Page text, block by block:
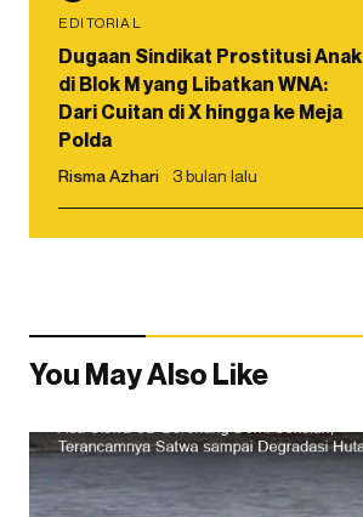
EDITORIAL
Dugaan Sindikat Prostitusi Anak
di Blok M yang Libatkan WNA:
Dari Cuitan di X hingga ke Meja
Polda
Risma Azhari 3 bulan lalu
You May Also Like